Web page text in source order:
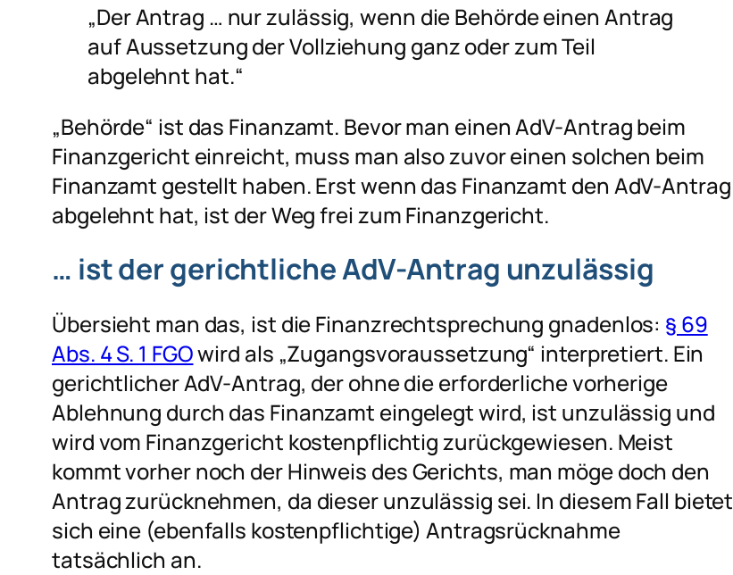
„Der Antrag … nur zulässig, wenn die Behörde einen Antrag
auf Aussetzung der Vollziehung ganz oder zum Teil
abgelehnt hat.“
„Behörde“ ist das Finanzamt. Bevor man einen AdV-Antrag beim
Finanzgericht einreicht, muss man also zuvor einen solchen beim
Finanzamt gestellt haben. Erst wenn das Finanzamt den AdV-Antrag
abgelehnt hat, ist der Weg frei zum Finanzgericht.
… ist der gerichtliche AdV-Antrag unzulässig
Übersieht man das, ist die Finanzrechtsprechung gnadenlos: § 69
Abs. 4 S. 1 FGOwird als „Zugangsvoraussetzung“ interpretiert. Ein
gerichtlicher AdV-Antrag, der ohne die erforderliche vorherige
Ablehnung durch das Finanzamt eingelegt wird, ist unzulässig und
wird vom Finanzgericht kostenpflichtig zurückgewiesen. Meist
kommt vorher noch der Hinweis des Gerichts, man möge doch den
Antrag zurücknehmen, da dieser unzulässig sei. In diesem Fall bietet
sich eine (ebenfalls kostenpflichtige) Antragsrücknahme
tatsächlich an.